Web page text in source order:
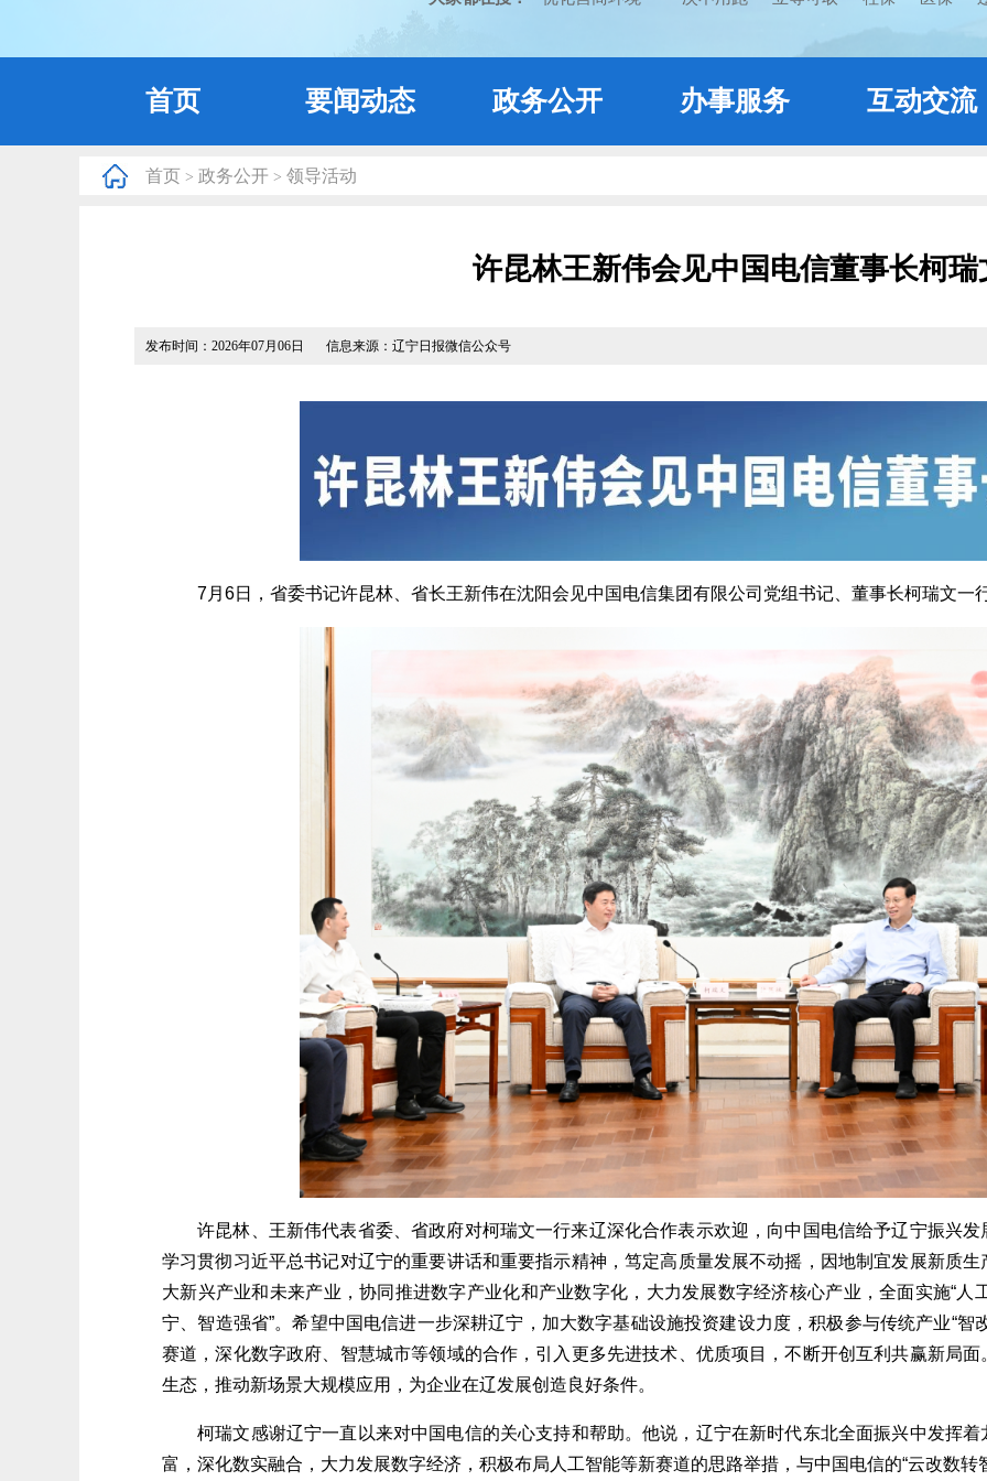
首页 要闻动态 政务公开 办事服务 互动交流
首页 > 政务公开 > 领导活动
许昆林王新伟会见中国电信董事长柯瑞
发布时间：2026年07月06日 信息来源：辽宁日报微信公众号
7月6日，省委书记许昆林 、省长王新伟在沈阳会见中国电信集团有限公司党组书记、董事长柯瑞文一
许昆林 、王新伟代表省委、省政府对柯瑞文一行来辽深化合作表示欢迎，向中国电信给予辽宁振兴
学习贯彻习近平总书记对辽宁的重要讲话和重要指示精神，笃定高质量发展不动摇， 因地制宜发展新质生
大新兴产业和未来产业，协同推进数字产业化和产业数字化， 大力发展数字经济核心产业，全面实施“人
宁、智造强省”。希望中国电信进一步深耕辽宁 ， 加大数字基础设施投资建设力度 ，积极参与传统产业“智
赛道，深化数字政府、智慧城市等领域的合作 ， 引入更多先进技术、优质项目，不断开创互利共赢新局面
生态， 推动新场景大规模应用， 为企业在辽发展创造良好条件。
柯瑞文感谢辽宁一直以来对中国电信的关心支持和帮助。他说，辽宁在新时代东北全面振兴中发挥着
富，深化数实融合，大力发展数字经济，积极布局人工智能等新赛道的思路举措，与中国电信的“云改数转